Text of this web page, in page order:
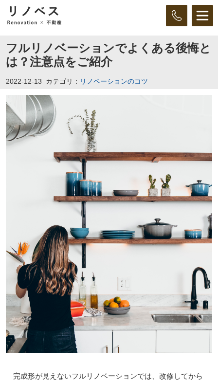
フルリノベーションでよくある後悔と
は？注意点をご紹介
2022-12-13 カテゴリ： リノベーションのコツ
完成形が見えないフルリノベーションでは、改修してから